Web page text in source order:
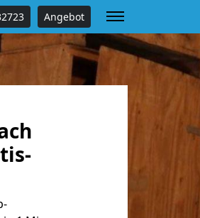
Angebot